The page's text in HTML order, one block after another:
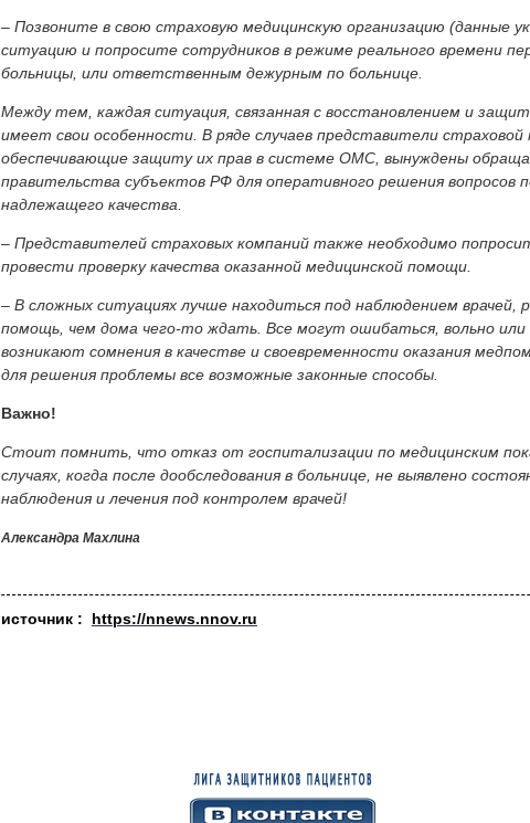
– Позвоните в свою страховую медицинскую организацию (данные
ситуацию и попросите сотрудников в режиме реального времени
больницы, или ответственным дежурным по больнице.
Между тем, каждая ситуация, связанная с восстановлением и
имеет свои особенности. В ряде случаев представители страховой
обеспечивающие защиту их прав в системе ОМС, вынуждены
правительства субъектов РФ для оперативного решения вопросов
надлежащего качества.
– Представителей страховых компаний также необходимо
провести проверку качества оказанной медицинской помощи.
– В сложных ситуациях лучше находиться под наблюдением врачей,
помощь, чем дома чего-то ждать. Все могут ошибаться, вольно или
возникают сомнения в качестве и своевременности оказания
для решения проблемы все возможные законные способы.
Важно!
Стоит помнить, что отказ от госпитализации по медицинским
случаях, когда после дообследования в больнице, не выявлено
наблюдения и лечения под контролем врачей!
Александра Махлина
источник : https://nnews.nnov.ru